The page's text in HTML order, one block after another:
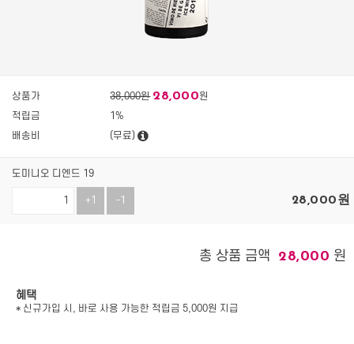
상품가 38,000원 28,000원
적립금
1%
배송비
(무료)
도미니오 디엔드 19
+1 -1 28,000원
총 상품 금액 28,000 원
혜택
* 신규가입 시, 바로 사용 가능한 적립금 5,000원 지급